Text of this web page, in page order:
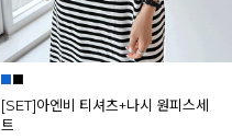
[SET]아엔비 티셔츠+나시 원피스세
트